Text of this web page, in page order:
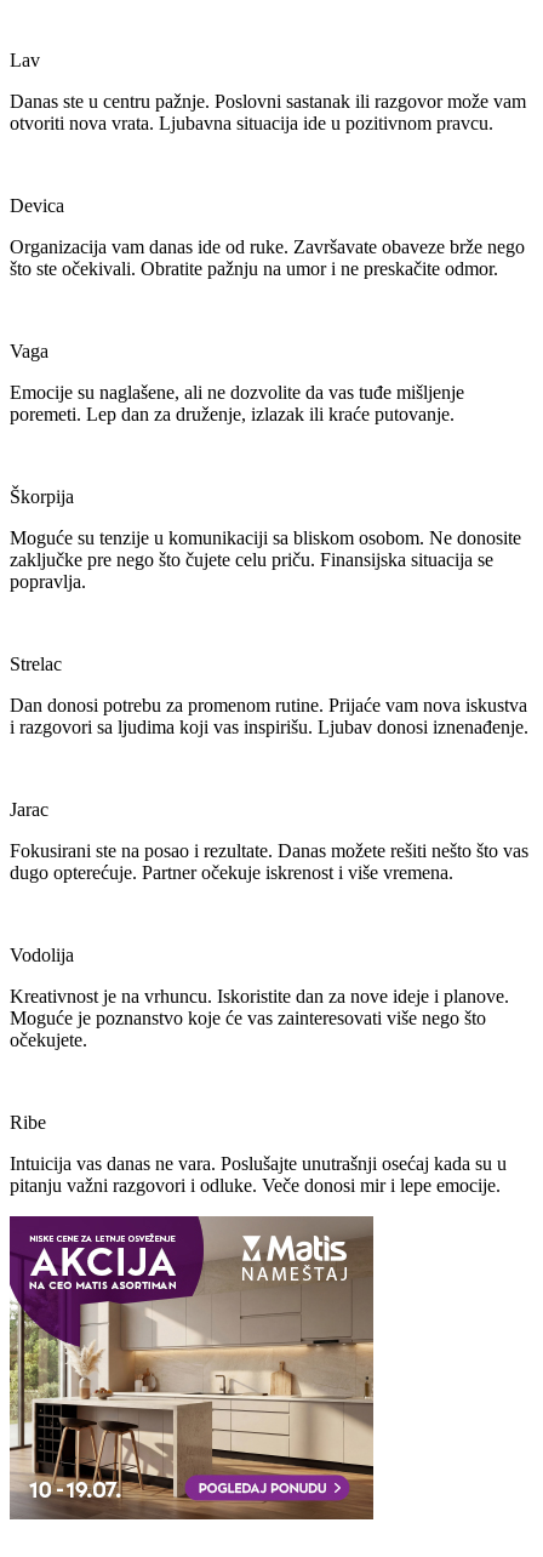
Lav
Danas ste u centru pažnje. Poslovni sastanak ili razgovor može vam
otvoriti nova vrata. Ljubavna situacija ide u pozitivnom pravcu.
Devica
Organizacija vam danas ide od ruke. Završavate obaveze brže nego
što ste očekivali. Obratite pažnju na umor i ne preskačite odmor.
Vaga
Emocije su naglašene, ali ne dozvolite da vas tuđe mišljenje
poremeti. Lep dan za druženje, izlazak ili kraće putovanje.
Škorpija
Moguće su tenzije u komunikaciji sa bliskom osobom. Ne donosite
zaključke pre nego što čujete celu priču. Finansijska situacija se
popravlja.
Strelac
Dan donosi potrebu za promenom rutine. Prijaće vam nova iskustva
i razgovori sa ljudima koji vas inspirišu. Ljubav donosi iznenađenje.
Jarac
Fokusirani ste na posao i rezultate. Danas možete rešiti nešto što vas
dugo opterećuje. Partner očekuje iskrenost i više vremena.
Vodolija
Kreativnost je na vrhuncu. Iskoristite dan za nove ideje i planove.
Moguće je poznanstvo koje će vas zainteresovati više nego što
očekujete.
Ribe
Intuicija vas danas ne vara. Poslušajte unutrašnji osećaj kada su u
pitanju važni razgovori i odluke. Veče donosi mir i lepe emocije.